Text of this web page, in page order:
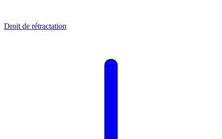
Droit de rétractation